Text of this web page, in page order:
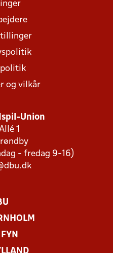
og vilkår
Union
1
- fredag 9-16)